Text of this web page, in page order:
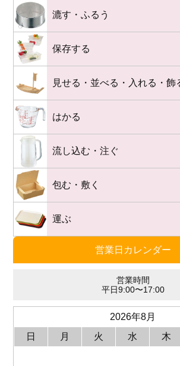
営業日カレンダー
営業時間
平日9:00〜17:00
2026年8月
日
月 火 水 木
漉す・ふるう
保存する
見せる・並べる・入れる・飾
はかる
流し込む・注ぐ
包む・敷く
運ぶ